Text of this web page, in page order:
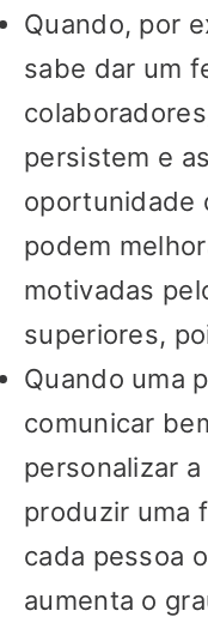
Quando, por
sabe dar um
persistem e
oportunidade
podem
motivadas
superiores,
Quando uma
comunicar
personalizar
produzir uma
cada pessoa
aumenta o